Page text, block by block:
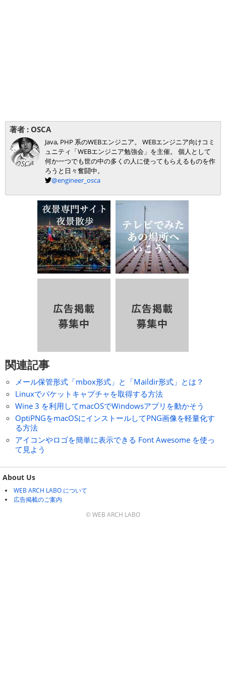
著者 : OSCA
Java, PHP 系のWEBエンジニア。 WEBエンジニア向けコミ
ュニティ「WEBエンジニア勉強会」を主催。 個人として
何か一つでも世の中の多くの人に使ってもらえるものを作
ろうと日々奮闘中。
@engineer_osca
関連記事
メール保管形式「mbox形式」と「Maildir形式」とは？
Linuxでパケットキャプチャを取得する方法
Wine 3 を利用してmacOSでWindowsアプリを動かそう
OptiPNGをmacOSにインストールしてPNG画像を軽量化す
る方法
アイコンやロゴを簡単に表示できる Font Awesome を使っ
て見よう
About Us
WEB ARCH LABO について
広告掲載のご案内
© WEB ARCH LABO